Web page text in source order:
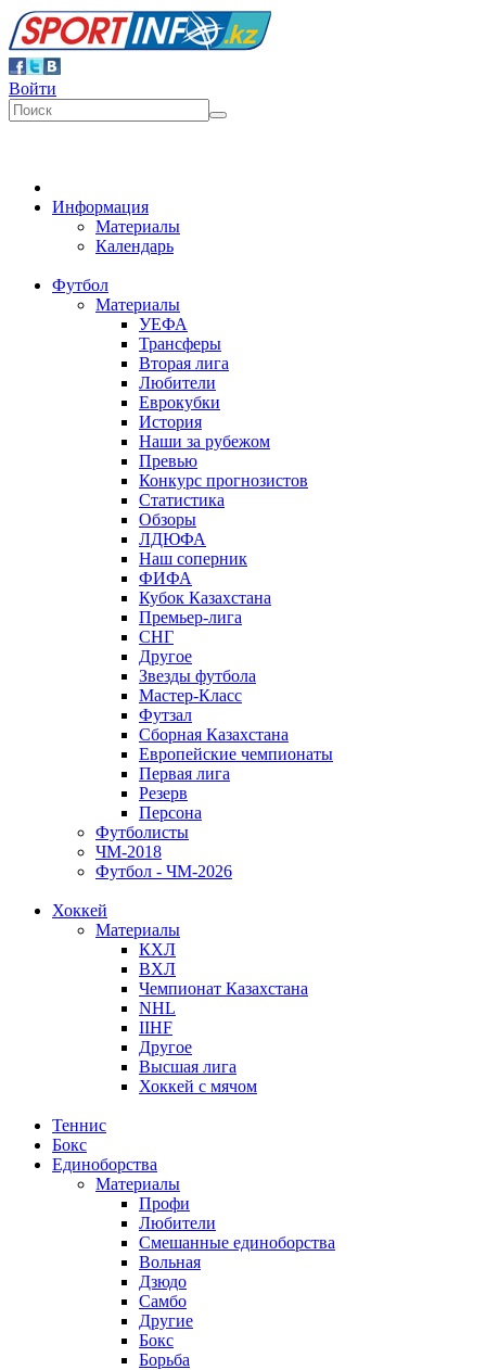
Войти
Информация
Материалы
Календарь
Футбол
Материалы
УЕФА
Трансферы
Вторая лига
Любители
Еврокубки
История
Наши за рубежом
Превью
Конкурс прогнозистов
Статистика
Обзоры
ЛДЮФА
Наш соперник
ФИФА
Кубок Казахстана
Премьер-лига
СНГ
Другое
Звезды футбола
Мастер-Класс
Футзал
Сборная Казахстана
Европейские чемпионаты
Первая лига
Резерв
Персона
Футболисты
ЧМ-2018
Футбол - ЧМ-2026
Хоккей
Материалы
КХЛ
ВХЛ
Чемпионат Казахстана
NHL
IIHF
Другое
Высшая лига
Хоккей с мячом
Теннис
Бокс
Единоборства
Материалы
Профи
Любители
Смешанные единоборства
Вольная
Дзюдо
Самбо
Другие
Бокс
Борьба